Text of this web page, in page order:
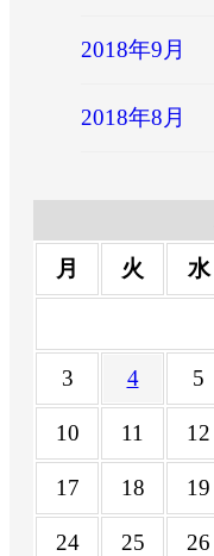
2018年9月
2018年8月
月
火 水
3 4 5
10 11 12
17 18 19
24 25 26